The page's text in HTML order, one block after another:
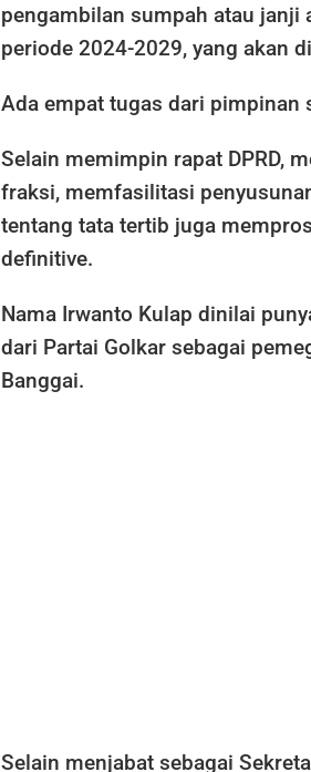
pengambilan sumpah atau janji
periode 2024-2029, yang akan
Ada empat tugas dari pimpinan
Selain memimpin rapat DPRD,
fraksi, memfasilitasi
tentang tata tertib juga
definitive.
Nama Irwanto Kulap dinilai
dari Partai Golkar sebagai
Banggai.
Selain menjabat sebagai